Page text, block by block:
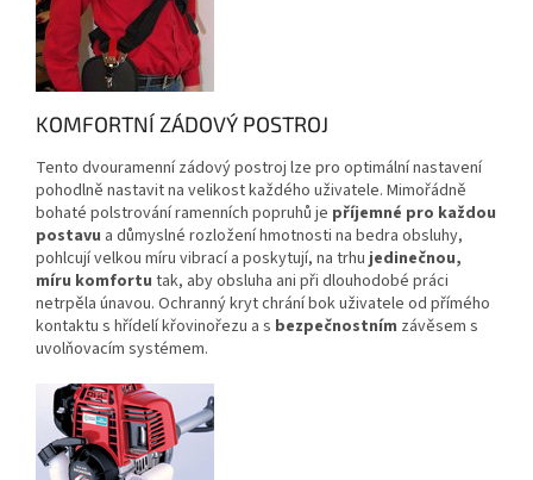
KOMFORTNÍ ZÁDOVÝ POSTROJ
Tento dvouramenní zádový postroj lze pro optimální nastavení
pohodlně nastavit na velikost každého uživatele. Mimořádně
bohaté polstrování ramenních popruhů je příjemné pro každou
postavu a důmyslné rozložení hmotnosti na bedra obsluhy,
pohlcují velkou míru vibrací a poskytují, na trhu jedinečnou,
míru komfortu tak, aby obsluha ani při dlouhodobé práci
netrpěla únavou. Ochranný kryt chrání bok uživatele od přímého
kontaktu s hřídelí křovinořezu a s bezpečnostním závěsem s
uvolňovacím systémem.